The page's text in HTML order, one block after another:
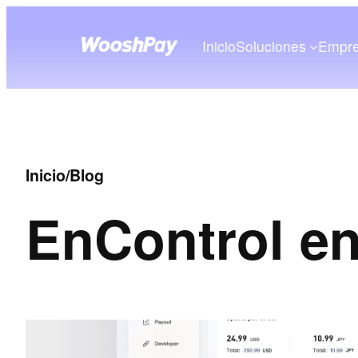
InicioSoluciones
Inicio/Blog
EnControl